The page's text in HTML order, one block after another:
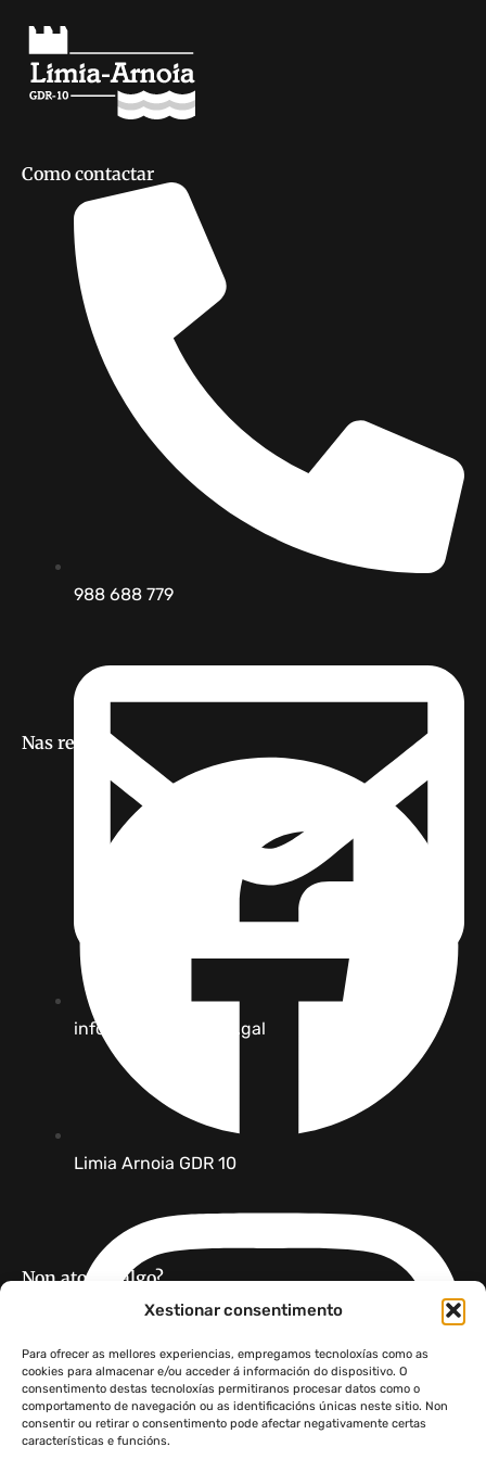
Xestionar consentimento
Para ofrecer as mellores experiencias, empregamos tecnoloxías como as
cookies para almacenar e/ou acceder á información do dispositivo. O
consentimento destas tecnoloxías permitiranos procesar datos como o
comportamento de navegación ou as identificacións únicas neste sitio. Non
consentir ou retirar o consentimento pode afectar negativamente certas
características e funcións.
Como contactar
988 688 779
info [@] limia-arnoia.gal
Nas redes
Limia Arnoia GDR 10
Non atopas algo?
GDR 10 Limia Arnoia ·Aviso legal·Política de privacidade